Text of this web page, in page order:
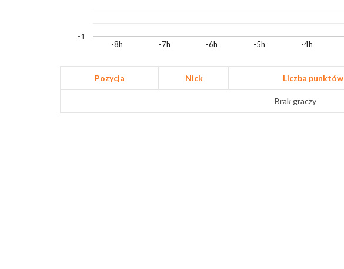
-8h -7h -6h -5h -4h
-1
Pozycja Nick Liczba punktów
Brak graczy